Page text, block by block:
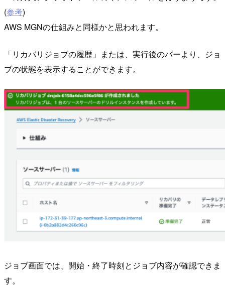
(参考)
AWS MGNの仕組みと同様かと思われます。
「リカバリジョブの履歴」または、実行後のバーより、ジョ
ブの状態を表示することができます。
ジョブ画面では、開始・終了時刻とジョブ内容が確認できま
す。